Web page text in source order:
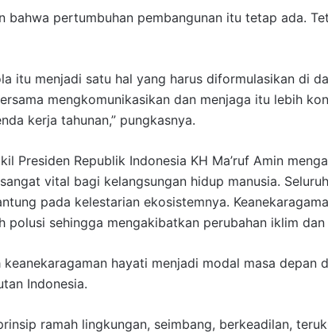
bahwa pertumbuhan pembangunan itu tetap ada.
itu menjadi satu hal yang harus diformulasikan di
mengkomunikasikan dan menjaga itu lebih
kerja tahunan,” pungkasnya.
Presiden Republik Indonesia KH Ma’ruf Amin
vital bagi kelangsungan hidup manusia.
pada kelestarian ekosistemnya.
polusi sehingga mengakibatkan perubahan iklim dan
keanekaragaman hayati menjadi modal masa depan
Indonesia.
ramah lingkungan, seimbang, berkeadilan,